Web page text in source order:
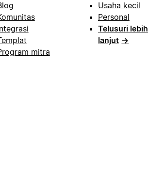
mitra
Usaha kecil
Personal
Telusuri lebih
lanjut →